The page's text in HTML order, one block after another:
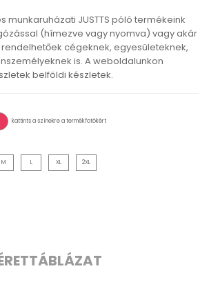
munkaruházati JUSTTS póló termékeink
(hímezve vagy nyomva) vagy akár
cégeknek, egyesületeknek,
is. A weboldalunkon
belföldi készletek.
kattints a színekre a termékfotókért
M L XL 2XL